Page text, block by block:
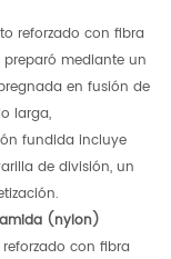
reforzado con fibra
mediante un
en fusión de
larga,
fundida incluye
de división, un
(nylon)
con fibra